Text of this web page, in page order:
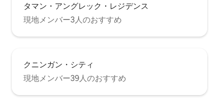
タマン・アングレック・レジデンス
現地メンバー3人のおすすめ
クニンガン・シティ
現地メンバー39人のおすすめ